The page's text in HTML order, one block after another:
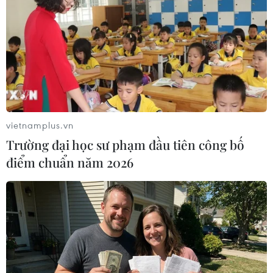
nghiệp nhỏ và vừa từ chính sách
thuế
09/08/2026 14:15
Tập trung nguồn lực đưa Dự án
Nhiệt điện Long Phú 1 về đích
Ấn Độ dự kiến chi 8,8 tỷ USD cho
hoạt động thăm dò dầu khí biển sâu
09/08/2026 13:13
Chứng khoán tuần tới: VN-Index có
vietnamplus.vn
Trường đại học sư phạm đầu tiên công bố
điểm chuẩn năm 2026